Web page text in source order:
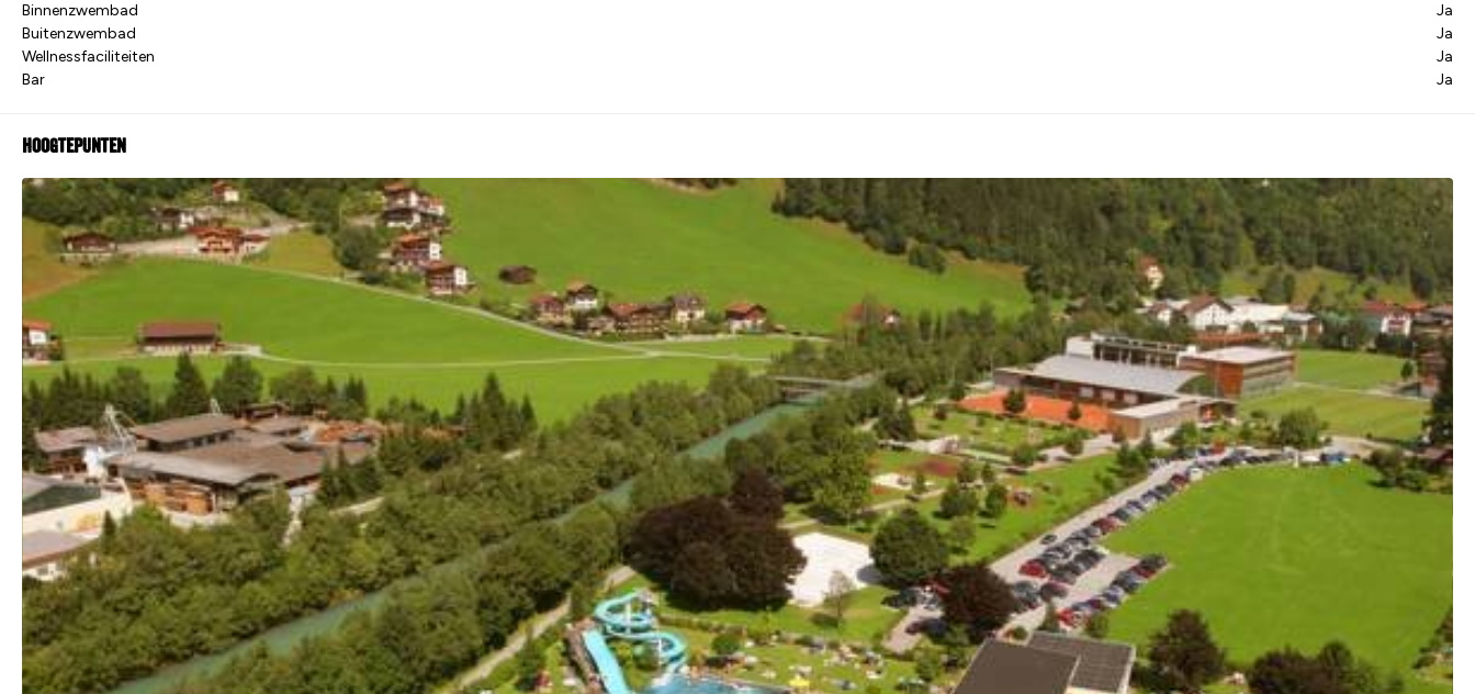
Binnenzwembad
Ja
Buitenzwembad
Ja
Wellnessfaciliteiten
Ja
Bar
Ja
Hoogtepunten